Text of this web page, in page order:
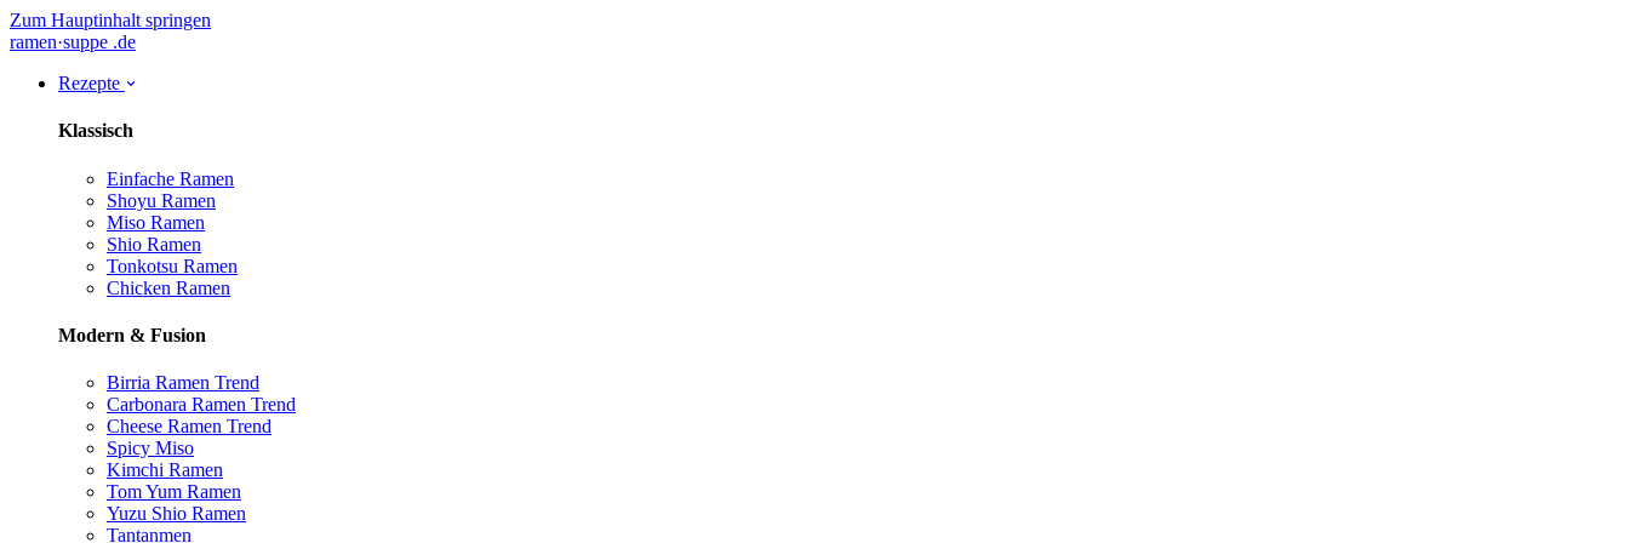
Zum Hauptinhalt springen
ramen·suppe .de
Rezepte
Klassisch
Einfache Ramen
Shoyu Ramen
Miso Ramen
Shio Ramen
Tonkotsu Ramen
Chicken Ramen
Modern & Fusion
Birria Ramen Trend
Carbonara Ramen Trend
Cheese Ramen Trend
Spicy Miso
Kimchi Ramen
Tom Yum Ramen
Yuzu Shio Ramen
Tantanmen